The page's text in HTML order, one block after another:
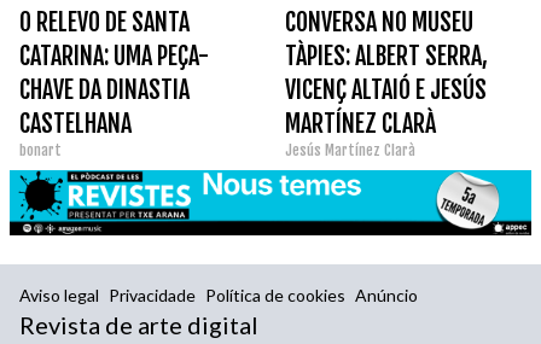
O RELEVO DE SANTA
CATARINA: UMA PEÇA-
CHAVE DA DINASTIA
CASTELHANA
bonart
CONVERSA NO MUSEU
TÀPIES: ALBERT SERRA,
VICENÇ ALTAIÓ E JESÚS
MARTÍNEZ CLARÀ
Jesús Martínez Clarà
Aviso legal Privacidade Política de cookies Anúncio
Revista de arte digital